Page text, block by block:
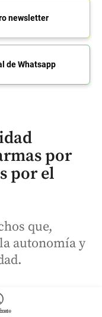
newsletter
de Whatsapp
por
por el
que,
autonomía y